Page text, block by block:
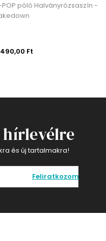
POP póló Halványrózsaszín -
Ft
és új tartalmakra!
Feliratkozom